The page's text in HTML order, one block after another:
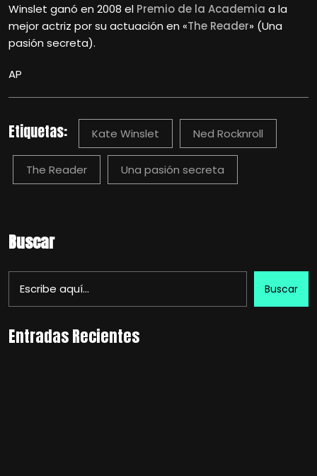
Winslet ganó en 2008 el Premio de la Academia a la
mejor actriz por su actuación en «The Reader» (Una
pasión secreta).
AP
Etiquetas: Kate Winslet Ned Rocknroll
The Reader Una pasión secreta
Buscar
Buscar
Entradas Recientes